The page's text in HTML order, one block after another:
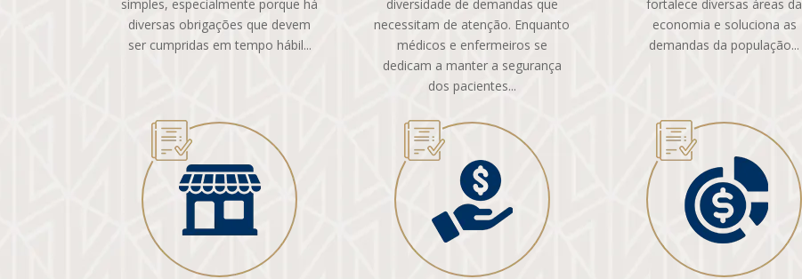
simples, especialmente porque há
diversas obrigações que devem
ser cumpridas em tempo hábil...
diversidade de demandas que
necessitam de atenção. Enquanto
médicos e enfermeiros se
dedicam a manter a segurança
dos pacientes...
fortalece diversas áreas da
economia e soluciona as
demandas da população...